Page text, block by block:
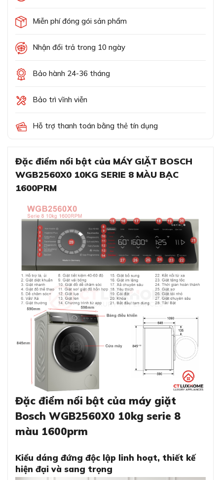
Miễn phí đóng gói sản phẩm
Nhận đổi trả trong 10 ngày
Bảo hành 24-36 tháng
Bảo trì vĩnh viễn
Hỗ trợ thanh toán bằng thẻ tín dụng
Đặc điểm nổi bật của MÁY GIẶT BOSCH
WGB2560X0 10KG SERIE 8 MÀU BẠC
1600PRM
Đặc điểm nổi bật của máy giặt
Bosch WGB2560X0 10kg serie 8
màu 1600prm
Kiểu dáng đứng độc lập linh hoạt, thiết kế
hiện đại và sang trọng